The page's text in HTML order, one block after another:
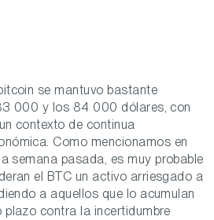
se mantuvo bastante
000 y los 84 000 dólares, con
contexto de continua
Como mencionamos en
semana pasada, es muy probable
el BTC un activo arriesgado a
a aquellos que lo acumulan
contra la incertidumbre